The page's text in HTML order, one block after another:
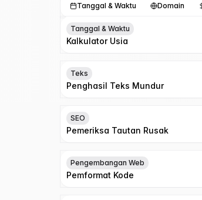
Tanggal & Waktu Domain
Tanggal & Waktu
Kalkulator Usia
Teks
Penghasil Teks Mundur
SEO
Pemeriksa Tautan Rusak
Pengembangan Web
Pemformat Kode